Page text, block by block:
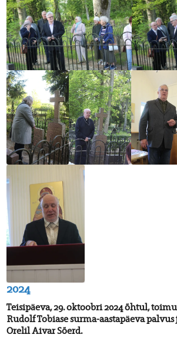
2024
Teisipäeva, 29. oktoobri 2024 õhtul,
Rudolf Tobiase surma-aastapäeva
Orelil Aivar Sõerd.